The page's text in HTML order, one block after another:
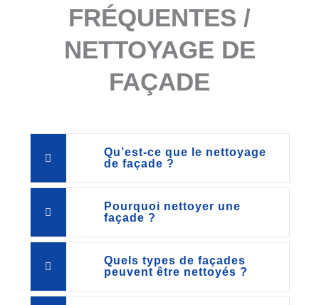
FRÉQUENTES /
NETTOYAGE DE
FAÇADE
Qu’est-ce que le nettoyage
de façade ?
Pourquoi nettoyer une
façade ?
Quels types de façades
peuvent être nettoyés ?